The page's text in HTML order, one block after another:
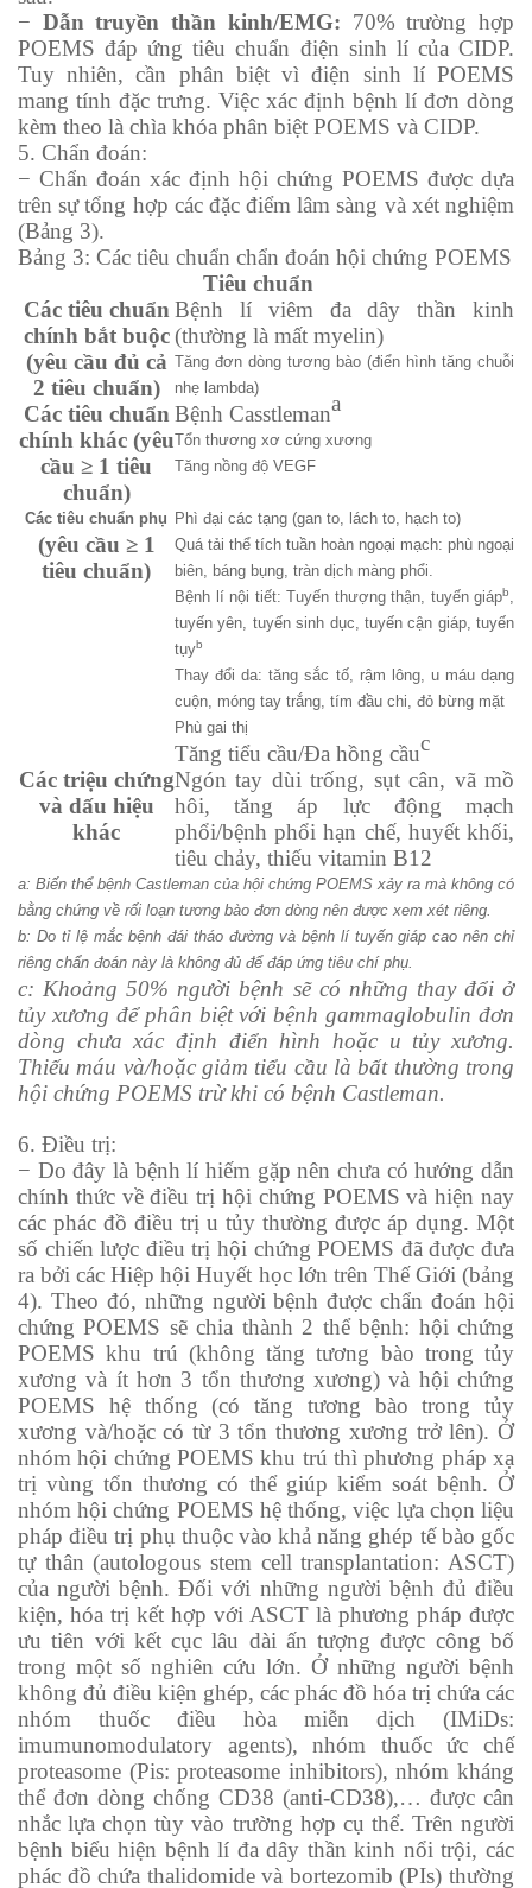
− Dẫn truyền thần kinh/EMG: 70% trường hợp
POEMS đáp ứng tiêu chuẩn điện sinh lí của CIDP.
Tuy nhiên, cần phân biệt vì điện sinh lí POEMS
mang tính đặc trưng. Việc xác định bệnh lí đơn dòng
kèm theo là chìa khóa phân biệt POEMS và CIDP.
5. Chẩn đoán:
− Chẩn đoán xác định hội chứng POEMS được dựa
trên sự tổng hợp các đặc điểm lâm sàng và xét nghiệm
(Bảng 3).
Bảng 3: Các tiêu chuẩn chẩn đoán hội chứng POEMS
Tiêu chuẩn
Các tiêu chuẩn
chính bắt buộc
(yêu cầu đủ cả
2 tiêu chuẩn)
Bệnh lí viêm đa dây thần kinh
(thường là mất myelin)
Tăng đơn dòng tương bào (điển hình tăng chuỗi
nhẹ lambda)
Các tiêu chuẩn
chính khác (yêu
cầu ≥ 1 tiêu
chuẩn)
Bệnh Casstlemana
Tổn thương xơ cứng xương
Tăng nồng độ VEGF
Các tiêu chuẩn phụ
(yêu cầu ≥ 1
tiêu chuẩn)
Phì đại các tạng (gan to, lách to, hạch to)
Quá tải thể tích tuần hoàn ngoại mạch: phù ngoại
biên, báng bụng, tràn dịch màng phổi.
Bệnh lí nội tiết: Tuyến thượng thận, tuyến giápb
tuyến yên, tuyến sinh dục, tuyến cận giáp, tuyến
tụyb
Thay đổi da: tăng sắc tố, rậm lông, u máu dạng
cuộn, móng tay trắng, tím đầu chi, đỏ bừng mặt
Phù gai thị
Tăng tiểu cầu/Đa hồng cầuc
Các triệu chứng
và dấu hiệu
khác
Ngón tay dùi trống, sụt cân, vã mồ
hôi, tăng áp lực động mạch
phổi/bệnh phổi hạn chế, huyết khối,
tiêu chảy, thiếu vitamin B12
a: Biến thể bệnh Castleman của hội chứng POEMS xảy ra mà không có
bằng chứng về rối loạn tương bào đơn dòng nên được xem xét riêng.
b: Do tỉ lệ mắc bệnh đái tháo đường và bệnh lí tuyến giáp cao nên chỉ
riêng chẩn đoán này là không đủ để đáp ứng tiêu chí phụ.
c: Khoảng 50% người bệnh sẽ có những thay đổi ở
tủy xương để phân biệt với bệnh gammaglobulin đơn
dòng chưa xác định điển hình hoặc u tủy xương.
Thiếu máu và/hoặc giảm tiểu cầu là bất thường trong
hội chứng POEMS trừ khi có bệnh Castleman.
6. Điều trị:
− Do đây là bệnh lí hiếm gặp nên chưa có hướng dẫn
chính thức về điều trị hội chứng POEMS và hiện nay
các phác đồ điều trị u tủy thường được áp dụng. Một
số chiến lược điều trị hội chứng POEMS đã được đưa
ra bởi các Hiệp hội Huyết học lớn trên Thế Giới (bảng
4). Theo đó, những người bệnh được chẩn đoán hội
chứng POEMS sẽ chia thành 2 thể bệnh: hội chứng
POEMS khu trú (không tăng tương bào trong tủy
xương và ít hơn 3 tổn thương xương) và hội chứng
POEMS hệ thống (có tăng tương bào trong tủy
xương và/hoặc có từ 3 tổn thương xương trở lên). Ở
nhóm hội chứng POEMS khu trú thì phương pháp xạ
trị vùng tổn thương có thể giúp kiểm soát bệnh. Ở
nhóm hội chứng POEMS hệ thống, việc lựa chọn liệu
pháp điều trị phụ thuộc vào khả năng ghép tế bào gốc
tự thân (autologous stem cell transplantation: ASCT)
của người bệnh. Đối với những người bệnh đủ điều
kiện, hóa trị kết hợp với ASCT là phương pháp được
ưu tiên với kết cục lâu dài ấn tượng được công bố
trong một số nghiên cứu lớn. Ở những người bệnh
không đủ điều kiện ghép, các phác đồ hóa trị chứa các
nhóm thuốc điều hòa miễn dịch (IMiDs:
imumunomodulatory agents), nhóm thuốc ức chế
proteasome (Pis: proteasome inhibitors), nhóm kháng
thể đơn dòng chống CD38 (anti-CD38),… được cân
nhắc lựa chọn tùy vào trường hợp cụ thể. Trên người
bệnh biểu hiện bệnh lí đa dây thần kinh nổi trội, các
phác đồ chứa thalidomide và bortezomib (PIs) thường